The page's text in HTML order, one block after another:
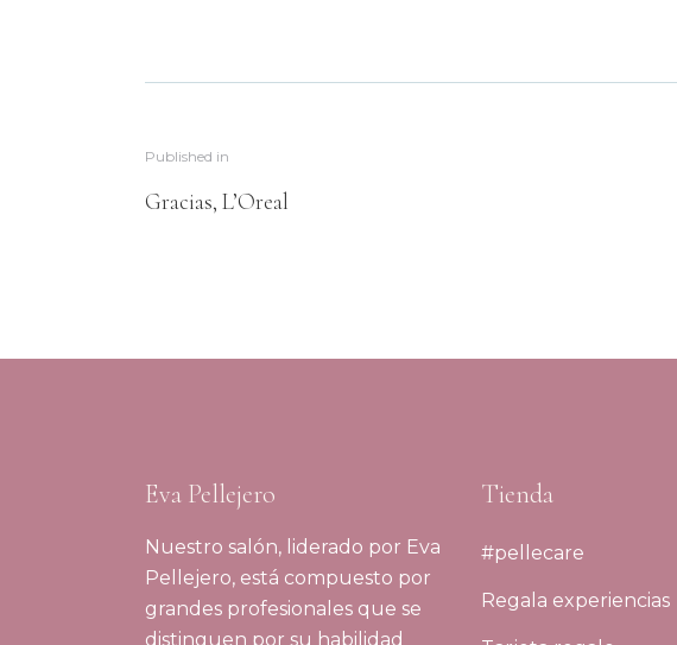
Published in
Gracias, L’Oreal
Eva Pellejero
Nuestro salón, liderado por Eva
Pellejero, está compuesto por
grandes profesionales que se
distinguen por su habilidad
Tienda
#pellecare
Regala experiencias